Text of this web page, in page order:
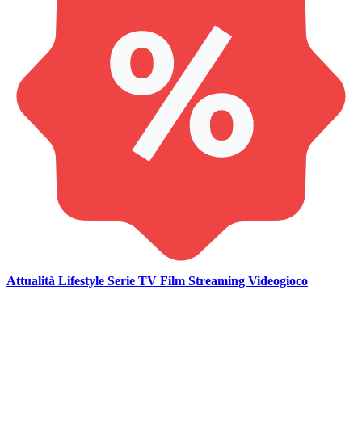
Attualità Lifestyle Serie TV Film Streaming Videogioco